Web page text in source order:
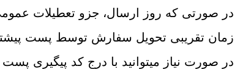
در صورتی که روز ارسال، جزو تعطیلات
زمان تقریبی تحویل سفارش توسط پست پیشتاز بنا به
در صورت نیاز میتوانید با درج کد پیگیری